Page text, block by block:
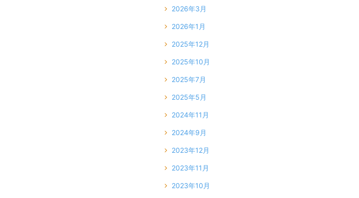
2026年3月
2026年1月
2025年12月
2025年10月
2025年7月
2025年5月
2024年11月
2024年9月
2023年12月
2023年11月
2023年10月